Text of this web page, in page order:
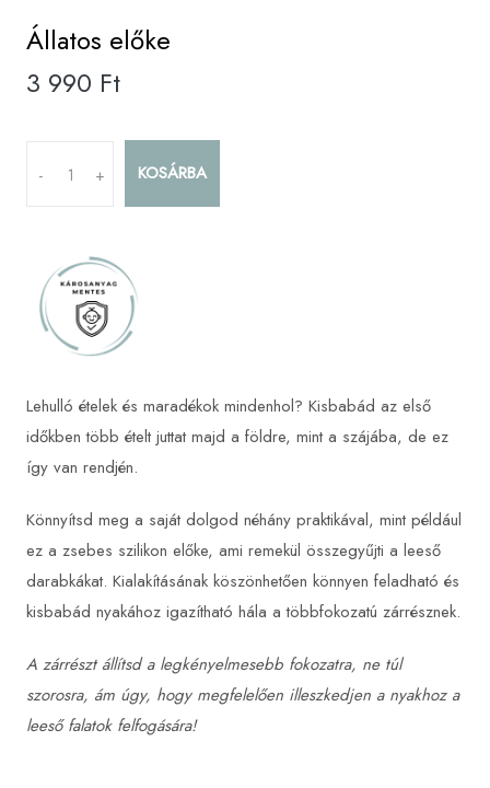
Állatos előke
3 990 Ft
- + KOSÁRBA
Lehulló ételek és maradékok mindenhol? Kisbabád az első
időkben több ételt juttat majd a földre, mint a szájába, de ez
így van rendjén.
Könnyítsd meg a saját dolgod néhány praktikával, mint például
ez a zsebes szilikon előke, ami remekül összegyűjti a leeső
darabkákat. Kialakításának köszönhetően könnyen feladható és
kisbabád nyakához igazítható hála a többfokozatú zárrésznek.
A zárrészt állítsd a legkényelmesebb fokozatra, ne túl
szorosra, ám úgy, hogy megfelelően illeszkedjen a nyakhoz a
leeső falatok felfogására!